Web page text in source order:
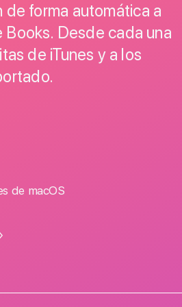
de forma automática a
Desde cada una
de iTunes y a los
de macOS